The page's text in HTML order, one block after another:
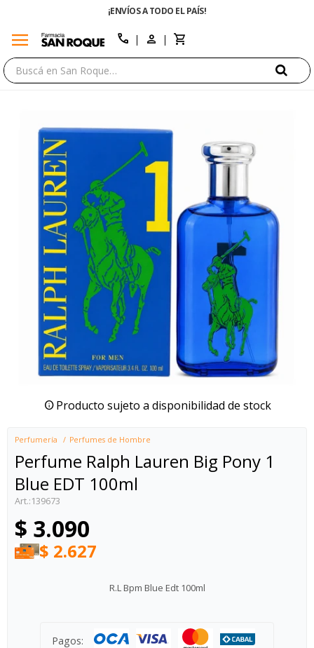
¡ENVÍOS A TODO EL PAÍS!
menu call
Producto sujeto a disponibilidad de stock
Perfumería Perfumes de Hombre
Perfume Ralph Lauren Big Pony 1
Blue EDT 100ml
139673
$ 3.090
$ 2.627
R.L Bpm Blue Edt 100ml
Pagos:
close